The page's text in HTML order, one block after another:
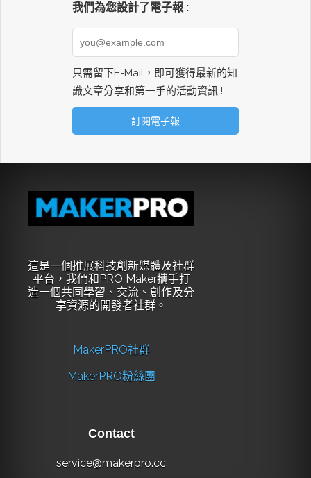
我們為您設計了電子報 :
只需留下E-Mail，即可獲得最新的知
識文章分享和第一手的活動資訊 !
這是一個推展科技創新媒體及社群
平台，我們和PRO Maker攜手打
造一個共同學習、交流、創作及分
享資源的開發者社群。
MakerPRO社群
MakerPRO粉絲團
Contact
service@makerpro.cc